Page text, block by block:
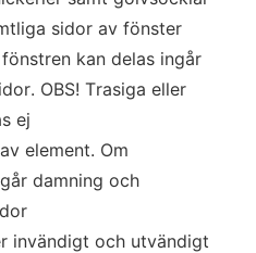
sidor av fönster
kan delas ingår
OBS! Trasiga eller
ej
element. Om
damning och
invändigt och utvändigt